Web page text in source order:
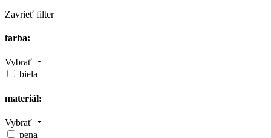
Zavrieť filter
farba:
Vybrať
biela
materiál:
Vybrať
pena